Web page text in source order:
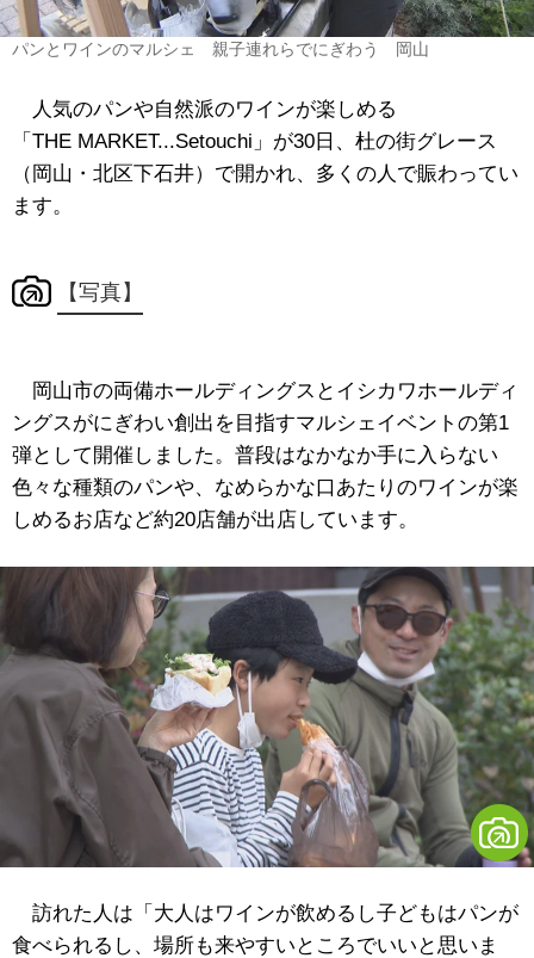
パンとワインのマルシェ 親子連れらでにぎわう 岡山
人気のパンや自然派のワインが楽しめる
「THE MARKET...Setouchi」が30日、杜の街グレース
（岡山・北区下石井）で開かれ、多くの人で賑わってい
ます。
【写真】
岡山市の両備ホールディングスとイシカワホールディ
ングスがにぎわい創出を目指すマルシェイベントの第1
弾として開催しました。普段はなかなか手に入らない
色々な種類のパンや、なめらかな口あたりのワインが楽
しめるお店など約20店舗が出店しています。
訪れた人は「大人はワインが飲めるし子どもはパンが
食べられるし、場所も来やすいところでいいと思いま